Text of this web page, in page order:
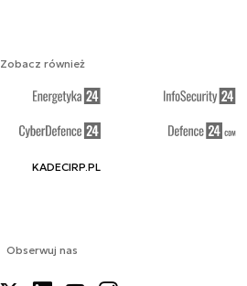
Obserwuj nas
Zobacz również
KADECIRP.PL